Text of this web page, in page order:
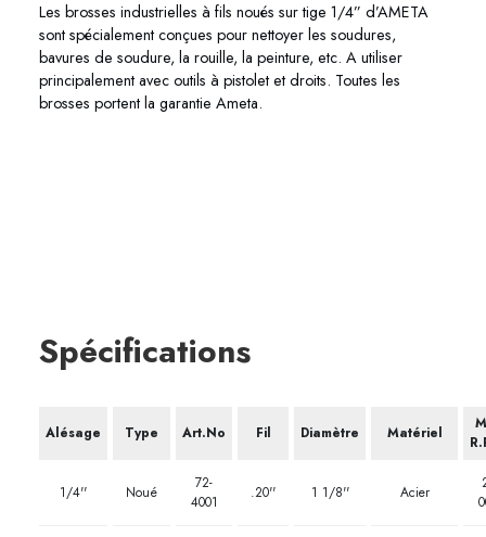
Les brosses industrielles à fils noués sur tige 1/4” d’AMETA
sont spécialement conçues pour nettoyer les soudures,
bavures de soudure, la rouille, la peinture, etc. A utiliser
principalement avec outils à pistolet et droits. Toutes les
brosses portent la garantie Ameta.
Spécifications
Alésage Type Art.No Fil Diamètre Matériel
1/4'' Noué
72-
4001
.20'' 1 1/8'' Acier